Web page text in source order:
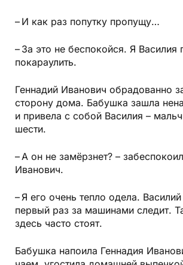
– И как раз попутку пропущу…
– За это не беспокойся. Я
покараулить.
Геннадий Иванович обрадованно
сторону дома. Бабушка зашла
и привела с собой Василия –
шести.
– А он не замёрзнет? –
Иванович.
– Я его очень тепло одела.
первый раз за машинами следит.
здесь часто стоят.
Бабушка напоила Геннадия